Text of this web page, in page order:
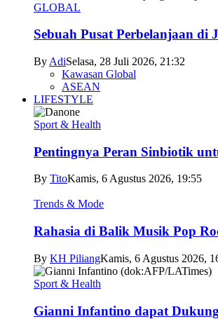
GLOBAL
Sebuah Pusat Perbelanjaan di
By AdiSelasa, 28 Juli 2026, 21:32
Kawasan Global
ASEAN
LIFESTYLE
Sport & Health
Pentingnya Peran Sinbiotik
By TitoKamis, 6 Agustus 2026, 19:55
Trends & Mode
Rahasia di Balik Musik Pop
By KH PiliangKamis, 6 Agustus 2026,
Sport & Health
Gianni Infantino dapat